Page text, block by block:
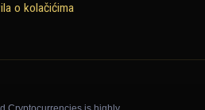
o kolačićima